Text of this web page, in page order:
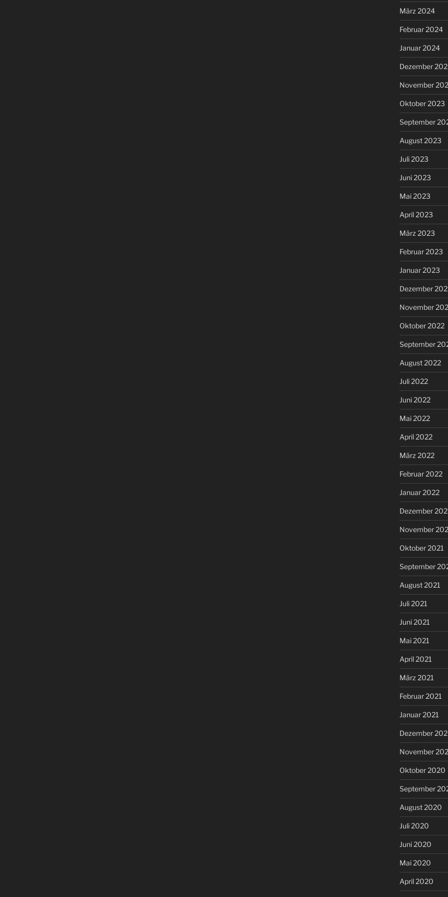
März 2024
Februar 2024
Januar 2024
Dezember
November
Oktober 2023
September
August 2023
Juli 2023
Juni 2023
Mai 2023
April 2023
März 2023
Februar 2023
Januar 2023
Dezember
November
Oktober 2022
September
August 2022
Juli 2022
Juni 2022
Mai 2022
April 2022
März 2022
Februar 2022
Januar 2022
Dezember
November
Oktober 2021
September
August 2021
Juli 2021
Juni 2021
Mai 2021
April 2021
März 2021
Februar 2021
Januar 2021
Dezember
November
Oktober 2020
September
August 2020
Juli 2020
Juni 2020
Mai 2020
April 2020